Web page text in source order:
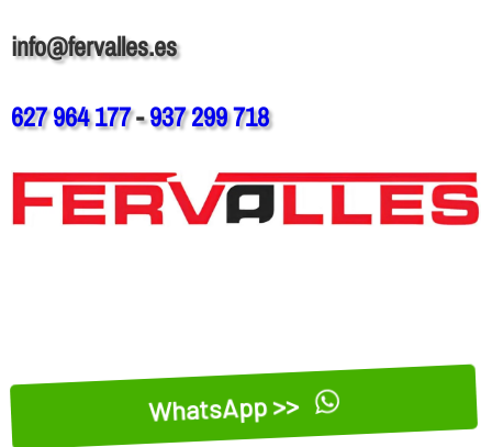
info@fervalles.es
627 964 177-937 299 718
WhatsApp >>